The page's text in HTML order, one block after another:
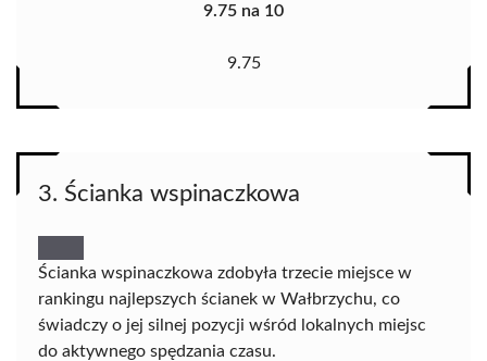
9.75 na 10
9.75
3. Ścianka wspinaczkowa
Ścianka wspinaczkowa zdobyła trzecie miejsce w
rankingu najlepszych ścianek w Wałbrzychu, co
świadczy o jej silnej pozycji wśród lokalnych miejsc
do aktywnego spędzania czasu.